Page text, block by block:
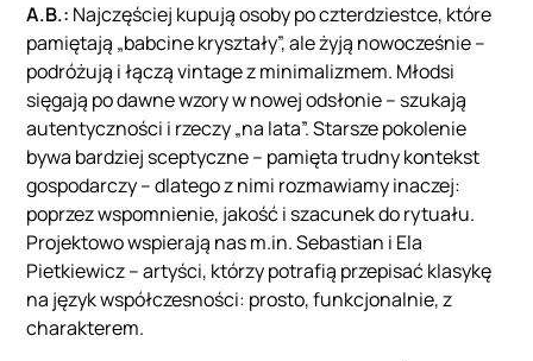
A.B.: Najczęściej kupują osoby po czterdziestce, które
pamiętają „babcine kryształy”, ale żyją nowocześnie –
podróżują i łączą vintage z minimalizmem. Młodsi
sięgają po dawne wzory w nowej odsłonie – szukają
autentyczności i rzeczy „na lata”. Starsze pokolenie
bywa bardziej sceptyczne – pamięta trudny kontekst
gospodarczy – dlatego z nimi rozmawiamy inaczej:
poprzez wspomnienie, jakość i szacunek do rytuału.
Projektowo wspierają nas m.in. Sebastian i Ela
Pietkiewicz – artyści, którzy potrafią przepisać klasykę
na język współczesności: prosto, funkcjonalnie, z
charakterem.